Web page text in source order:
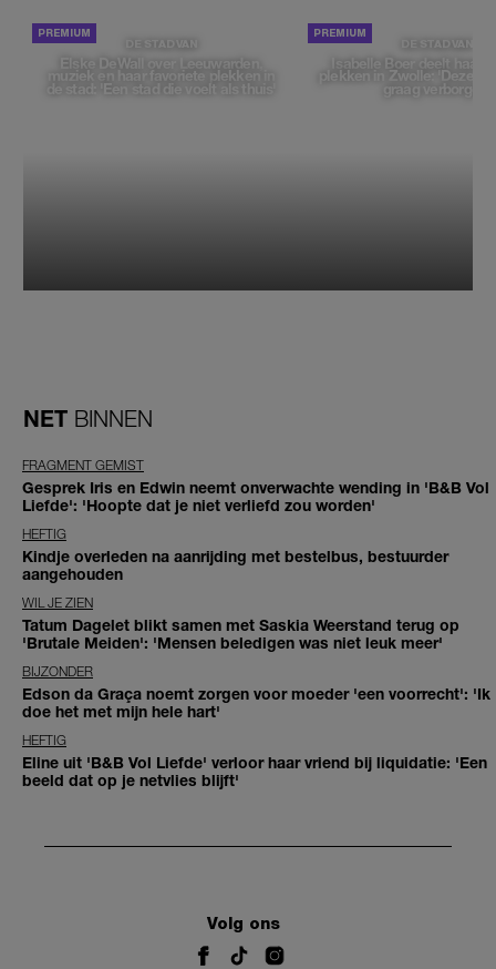
DE STAD VAN
Elske DeWall over Leeuwarden,
muziek en haar favoriete plekken in
de stad: 'Een stad die voelt als thuis'
DE STAD VAN
Isabelle Boer deelt haar
plekken in Zwolle: 'Deze
graag verborgen'
NET BINNEN
FRAGMENT GEMIST
Gesprek Iris en Edwin neemt onverwachte wending in 'B&B Vol
Liefde': 'Hoopte dat je niet verliefd zou worden'
HEFTIG
Kindje overleden na aanrijding met bestelbus, bestuurder
aangehouden
WIL JE ZIEN
Tatum Dagelet blikt samen met Saskia Weerstand terug op
'Brutale Meiden': 'Mensen beledigen was niet leuk meer'
BIJZONDER
Edson da Graça noemt zorgen voor moeder 'een voorrecht': 'Ik
doe het met mijn hele hart'
HEFTIG
Eline uit 'B&B Vol Liefde' verloor haar vriend bij liquidatie: 'Een
beeld dat op je netvlies blijft'
Volg ons